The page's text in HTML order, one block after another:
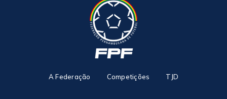
A Federação Competições TJD